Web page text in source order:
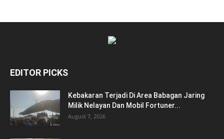
EDITOR PICKS
Kebakaran Terjadi Di Area Babagan Jaring
Milik Nelayan Dan Mobil Fortuner...
August 7, 2026